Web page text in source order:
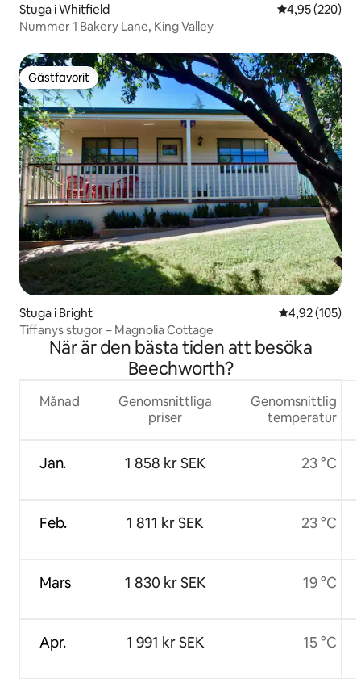
Stuga i Whitfield 4,95 av 5 i
4,95 (220)
Nummer 1 Bakery Lane, King Valley
Gästfavorit
Gästfavorit
Stuga i Bright 4,92 av 5 i
4,92 (105)
Tiffanys stugor – Magnolia Cottage
När är den bästa tiden att besöka
Beechworth?
Månad
Jan.
Feb.
Mars
Apr.
Genomsnittliga
priser
1 858 kr SEK
1 811 kr SEK
1 830 kr SEK
1 991 kr SEK
Genomsnittlig
temperatur
23 °C
23 °C
19 °C
15 °C